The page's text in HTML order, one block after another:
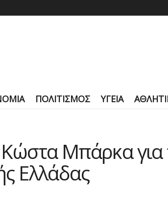
ΠΟΛΙΤΙΣΜΟΣ ΥΓΕΙΑ
Μπάρκα για
Ελλάδας